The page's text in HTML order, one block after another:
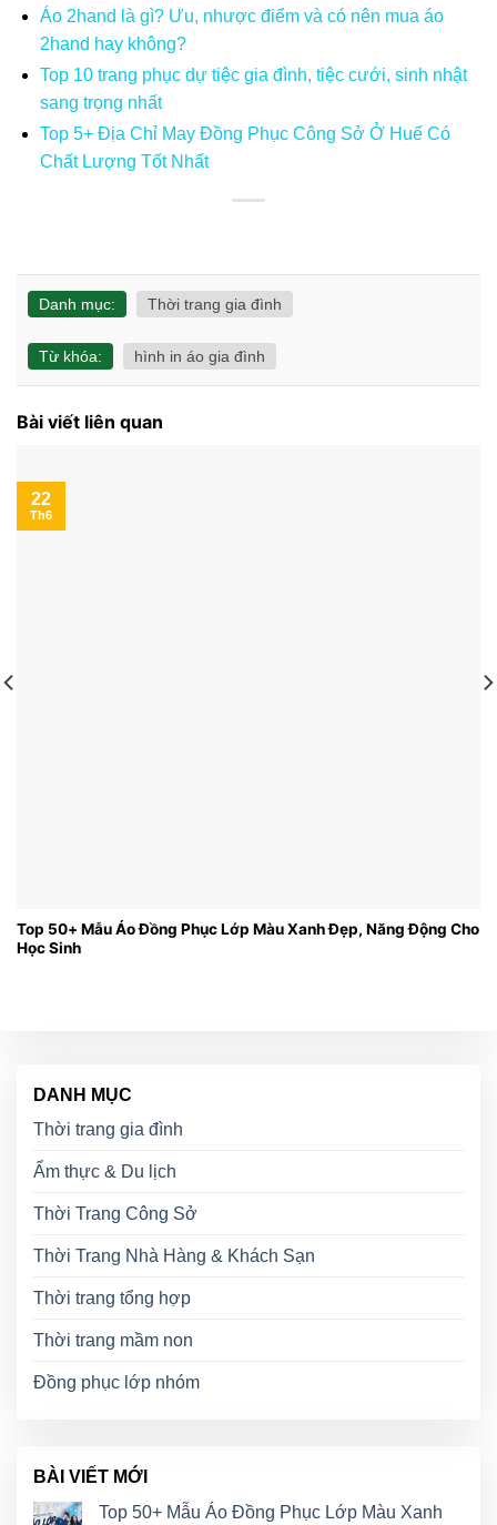
Áo 2hand là gì? Ưu, nhược điểm và có nên mua áo
2hand hay không?
Top 10 trang phục dự tiệc gia đình, tiệc cưới, sinh nhật
sang trọng nhất
Top 5+ Địa Chỉ May Đồng Phục Công Sở Ở Huế Có
Chất Lượng Tốt Nhất
Danh mục: Thời trang gia đình
Từ khóa: hình in áo gia đình
Bài viết liên quan
Top 50+ Mẫu Áo Đồng Phục Lớp Màu Xanh Đẹp, Năng Động Cho
Học Sinh
22
Th6
DANH MỤC
Thời trang gia đình
Ẩm thực & Du lịch
Thời Trang Công Sở
Thời Trang Nhà Hàng & Khách Sạn
Thời trang tổng hợp
Thời trang mầm non
Đồng phục lớp nhóm
BÀI VIẾT MỚI
Top 50+ Mẫu Áo Đồng Phục Lớp Màu Xanh